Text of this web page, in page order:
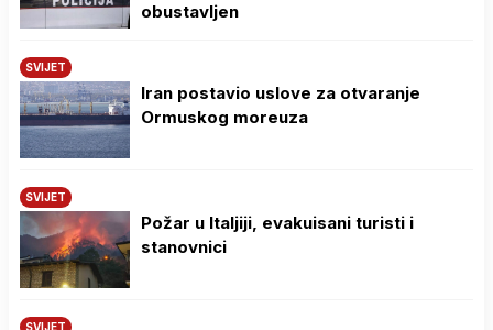
obustavljen
SVIJET
Iran postavio uslove za otvaranje
Ormuskog moreuza
SVIJET
Požar u Italjiji, evakuisani turisti i
stanovnici
SVIJET